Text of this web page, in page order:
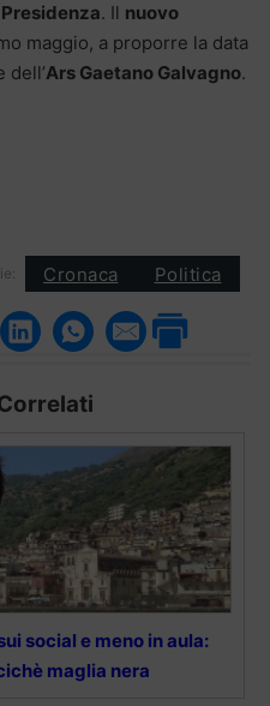
. Il nuovo
maggio, a proporre la data
dell’Ars Gaetano Galvagno.
Cronaca Politica
social e meno in aula:
maglia nera